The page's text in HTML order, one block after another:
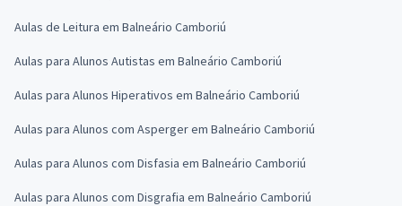
Aulas de Leitura em Balneário Camboriú
Aulas para Alunos Autistas em Balneário Camboriú
Aulas para Alunos Hiperativos em Balneário Camboriú
Aulas para Alunos com Asperger em Balneário Camboriú
Aulas para Alunos com Disfasia em Balneário Camboriú
Aulas para Alunos com Disgrafia em Balneário Camboriú